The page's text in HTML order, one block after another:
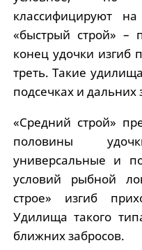
классифицируют
«быстрый строй» –
конец удочки изгиб
треть. Такие
подсечках и дальних
«Средний строй»
половины
универсальные и
условий рыбной
строе» изгиб
Удилища такого
ближних забросов.